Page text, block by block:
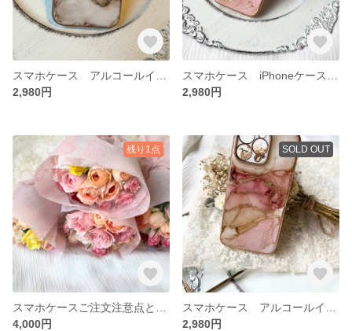
2,980円
2,980円
残り1点
4,000円
SOLD OUT
2,980円